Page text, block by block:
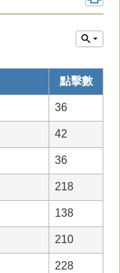
點擊數
36
42
36
218
138
210
228